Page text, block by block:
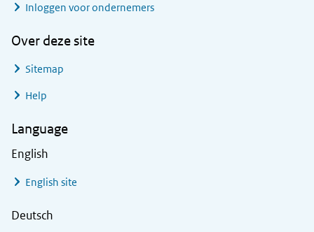
Inloggen voor ondernemers
Over deze site
Sitemap
Help
Language
English
English site
Deutsch